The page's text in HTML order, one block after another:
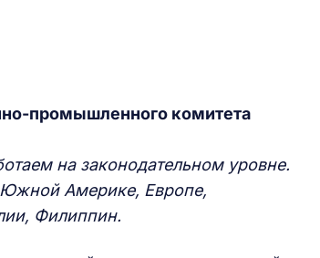
промышленного комитета
на законодательном уровне.
Америке, Европе,
Филиппин.